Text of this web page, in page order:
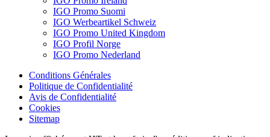
IGO Promo Suomi
IGO Werbeartikel Schweiz
IGO Promo United Kingdom
IGO Profil Norge
IGO Promo Nederland
Conditions Générales
Politique de Confidentialité
Avis de Confidentialité
Cookies
Sitemap